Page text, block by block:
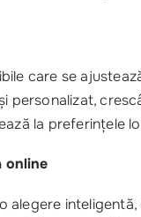
care se
personalizat,
la preferințele
online
alegere